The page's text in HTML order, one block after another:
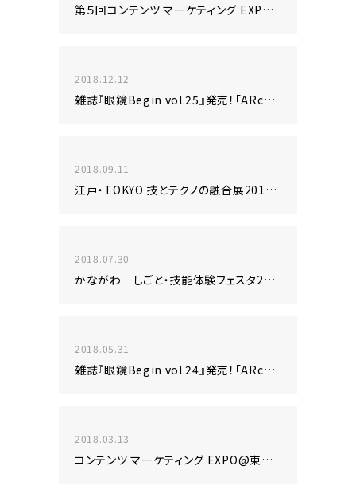
第５回コンテンツ マーケティング EXPO@東京ビックサイトに出展致します！
2018.12.12
雑誌『眼鏡Begin vol.25』発売！「ARcube」を使った眼鏡のヴァーチャル試着機能が新しくなりました！
2018.09.11
江戸・TOKYO 技とテクノの融合展2018@東京国際フォーラムに出展致します！
2018.07.30
かながわ しごと・技能体験フェスタ2018にARcubeを共同出展しました！
2018.05.31
雑誌『眼鏡Begin vol.24』発売！「ARcube」を使った眼鏡のヴァーチャル試着機能が新しくなりました！
2018.03.13
コンテンツ マーケティング EXPO@東京ビックサイトに出展致します！